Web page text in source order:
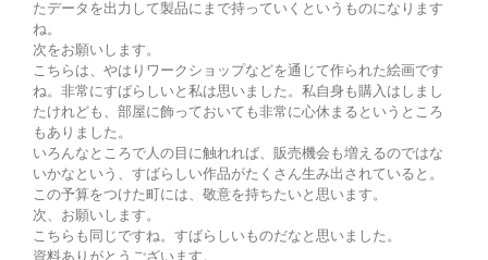
たデータを出力して製品にまで持っていくというものになります
ね。
次をお願いします。
こちらは、やはりワークショップなどを通じて作られた絵画です
ね。非常にすばらしいと私は思いました。私自身も購入はしまし
たけれども、部屋に飾っておいても非常に心休まるというところ
もありました。
いろんなところで人の目に触れれば、販売機会も増えるのではな
いかなという、すばらしい作品がたくさん生み出されていると。
この予算をつけた町には、敬意を持ちたいと思います。
次、お願いします。
こちらも同じですね。すばらしいものだなと思いました。
資料ありがとうございます。